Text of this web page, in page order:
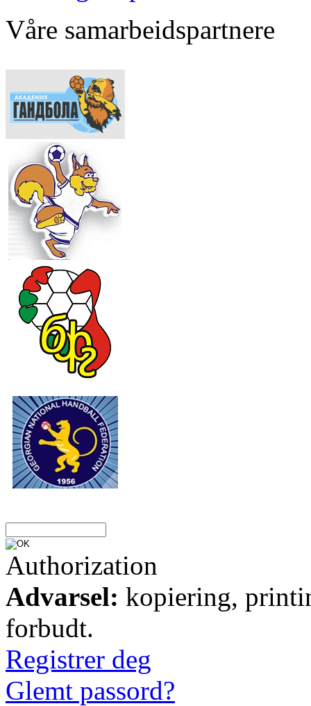
Våre samarbeidspartnere
Authorization
Advarsel: kopiering,
forbudt.
Registrer deg
Glemt passord?